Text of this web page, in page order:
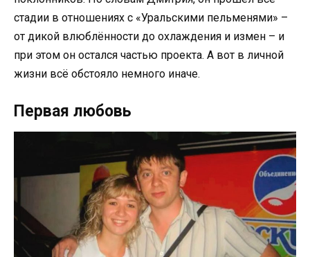
стадии в отношениях с «Уральскими пельменями» –
от дикой влюблённости до охлаждения и измен – и
при этом он остался частью проекта. А вот в личной
жизни всё обстояло немного иначе.
Первая любовь